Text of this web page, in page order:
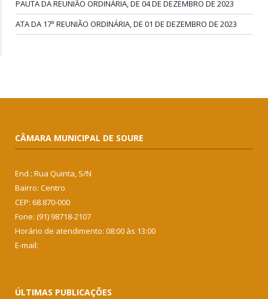
PAUTA DA REUNIÃO ORDINÁRIA, DE 04 DE DEZEMBRO DE 2023
ATA DA 17ª REUNIÃO ORDINÁRIA, DE 01 DE DEZEMBRO DE 2023
CÂMARA MUNICIPAL DE SOURE
End.: Rua Quinta, S/N
Bairro: Centro
CEP: 68.870-000
Fone: (91) 98718-2107
Horário de atendimento: 08:00 às 13:00
E-mail:
ÚLTIMAS PUBLICAÇÕES